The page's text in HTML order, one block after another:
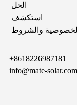
الحل
استكشف
الخصوصية والشروط
+8618226987181
info@mate-solar.com